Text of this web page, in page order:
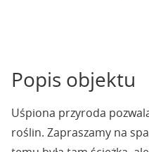
Popis objektu
Uśpiona przyroda
roślin. Zapraszamy na